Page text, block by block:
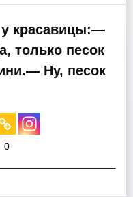
красавицы:—
только песок
Ну, песок
0